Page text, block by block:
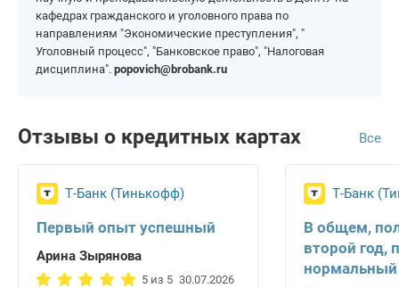
Симферополь Щёлкино
кафедрах гражданского и уголовного права по
направлениям "Экономические преступления", "
Уголовный процесс", "Банковское право", "Налоговая
дисциплина". popovich@brobank.ru
Отзывы о кредитных картах Все
Т-Банк (Тинькофф)
Первый опыт успешный
Арина Зырянова
5 из 5 30.07.2026
Т-Банк
В общем,
второй год,
нормальный